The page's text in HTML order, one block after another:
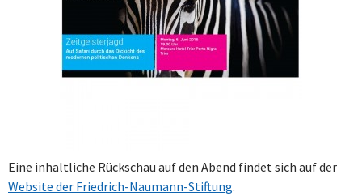
Eine inhaltliche Rückschau auf den Abend findet sich auf der
Website der Friedrich-Naumann-Stiftung.